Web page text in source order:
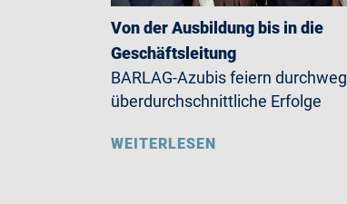
Von der Ausbildung bis in die
Geschäftsleitung
BARLAG-Azubis feiern durchweg
überdurchschnittliche Erfolge
WEITERLESEN